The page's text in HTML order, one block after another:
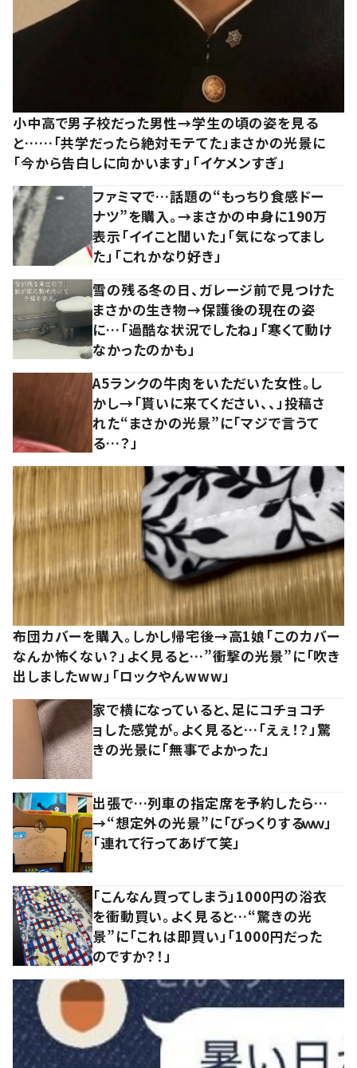
小中高で男子校だった男性→学生の頃の姿を見る
と……「共学だったら絶対モテてた」まさかの光景に
「今から告白しに向かいます」「イケメンすぎ」
ファミマで…話題の“もっちり食感ドー
ナツ”を購入。→まさかの中身に190万
表示「イイこと聞いた」「気になってまし
た」「これかなり好き」
雪の残る冬の日、ガレージ前で見つけた
まさかの生き物→保護後の現在の姿
に…「過酷な状況でしたね」「寒くて動け
なかったのかも」
A5ランクの牛肉をいただいた女性。し
かし→「貰いに来てください、、」投稿さ
れた“まさかの光景”に「マジで言うて
る…？」
布団カバーを購入。しかし帰宅後→高1娘「このカバー
なんか怖くない？」よく見ると…”衝撃の光景”に「吹き
出しましたww」「ロックやんwww」
家で横になっていると、足にコチョコチ
ョした感覚が。よく見ると…「えぇ！？」驚
きの光景に「無事でよかった」
出張で…列車の指定席を予約したら…
→“想定外の光景”に「びっくりするｗｗ」
「連れて行ってあげて笑」
「こんなん買ってしまう」1000円の浴衣
を衝動買い。よく見ると…“驚きの光
景”に「これは即買い」「1000円だった
のですか？！」